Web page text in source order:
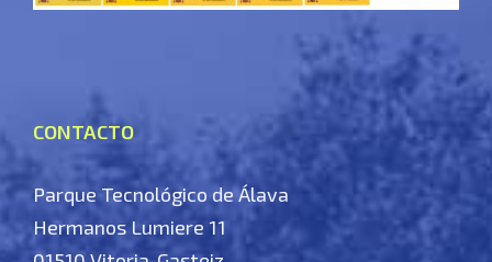
CONTACTO
Parque Tecnológico de Álava
Hermanos Lumiere 11